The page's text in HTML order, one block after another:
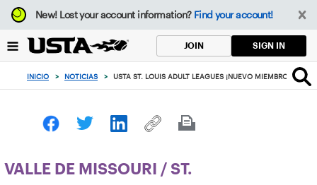
Enfoque
desde
botón
volver
principio
New!Lost your account information? Find your account!
JOIN SIGN IN
INICIO > NOTICIAS > USTA ST. LOUIS ADULT LEAGUES ¡NUEVO MIEMBRO DEL
VALLE DE MISSOURI / ST.